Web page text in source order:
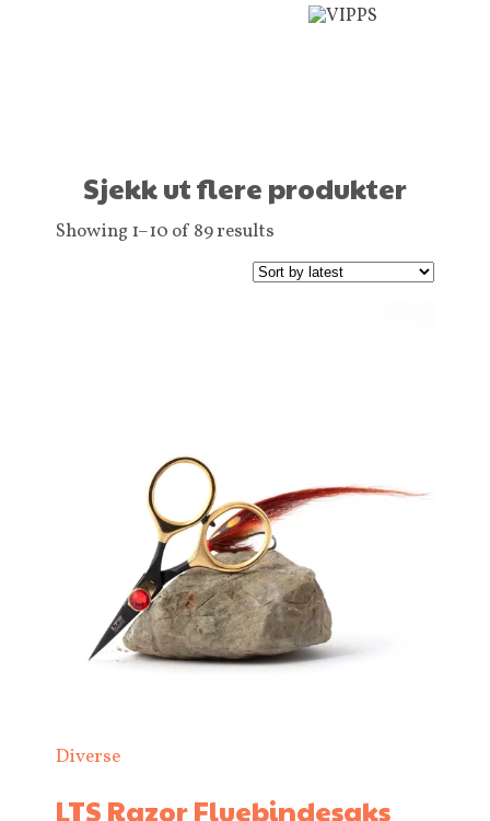
Sjekk ut flere produkter
Showing 1–10 of 89 results
Diverse
LTS Razor Fluebindesaks